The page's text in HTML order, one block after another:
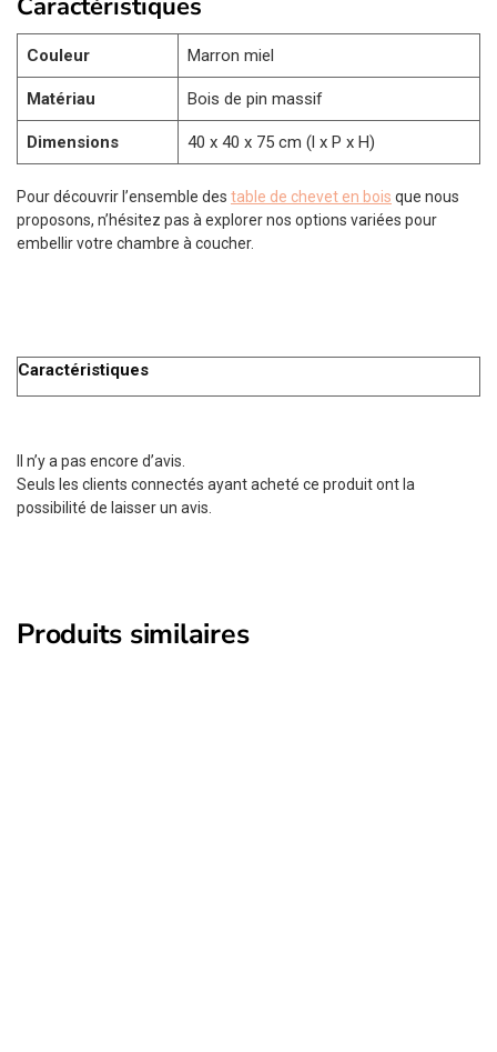
Couleur Marron miel
Matériau Bois de pin massif
Dimensions 40 x 40 x 75 cm (l x P x H)
Pour découvrir l’ensemble des table de chevet en bois que nous
proposons, n’hésitez pas à explorer nos options variées pour
embellir votre chambre à coucher.
Caractéristiques
Il n’y a pas encore d’avis.
Seuls les clients connectés ayant acheté ce produit ont la
possibilité de laisser un avis.
Produits similaires